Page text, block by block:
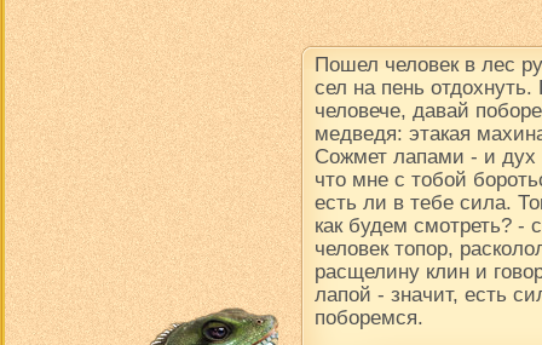
Пошел человек в лес
сел на пень
человече, давай
медведя: этакая
Сожмет лапами - и дух
что мне с тобой
есть ли в тебе сила.
как будем смотреть? -
человек топор,
расщелину клин и
лапой - значит, есть
поборемся.